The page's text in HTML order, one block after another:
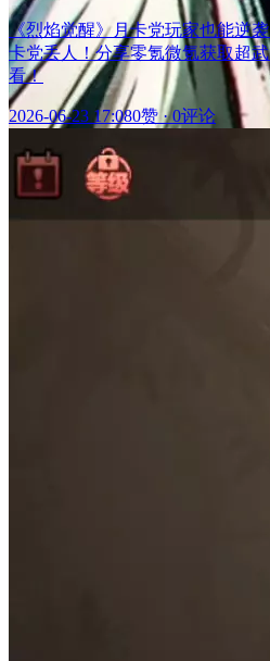
《烈焰觉醒》月卡党玩家也能逆
卡党丢人！分享零氪微氪获取超
看！
2026-06-23 17:080赞·0评论